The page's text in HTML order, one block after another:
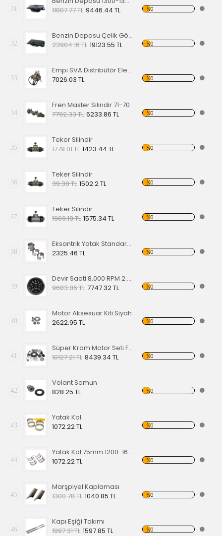
31
11807.77 TL 9446.44 TL %0
32
Benzin Deposu Çelik Gövdeli Super Beetle
23904.16 TL 19123.55 TL %0
33
Empi SVA Distribütör Elektronik Ateşlemeli
7026.03 TL
%0
34
Fren Master Silindir 71-70
7792.33 TL 6233.86 TL %0
35
Teker Silindir
1779.01 TL 1423.44 TL %0
36
Teker Silindir
39.38 TL 1502.2 TL %0
37
Teker Silindir
1969.18 TL 1575.34 TL %0
38
Eksantrik Yatak Standart 1300-1600cc
2325.46 TL
%0
39
Devir Saati 8,000 RPM 2 1/16"
9683.86 TL 7747.32 TL %0
40
Motor Aksesuar Kiti Siyah
2622.95 TL
%0
41
Süper Krom Motor Seti Full Set Şeffaf-Siyah
10127.21 TL 8439.34 TL %0
42
Volant Somun
828.25 TL
%0
43
Yatak Kol
1072.22 TL
%0
44
Yatak Kol 75mm 1200-1600cc
1072.22 TL
%0
45
Marşpiyel Kaplaması
1300.78 TL 1040.85 TL %0
46
Kapı Eşiği Takımı
1997.31 TL 1597.85 TL %0